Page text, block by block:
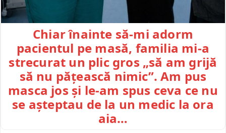
Chiar înainte să-mi adorm
pacientul pe masă, familia mi-a
strecurat un plic gros „să am grijă
să nu pățească nimic”. Am pus
masca jos și le-am spus ceva ce nu
se așteptau de la un medic la ora
aia…